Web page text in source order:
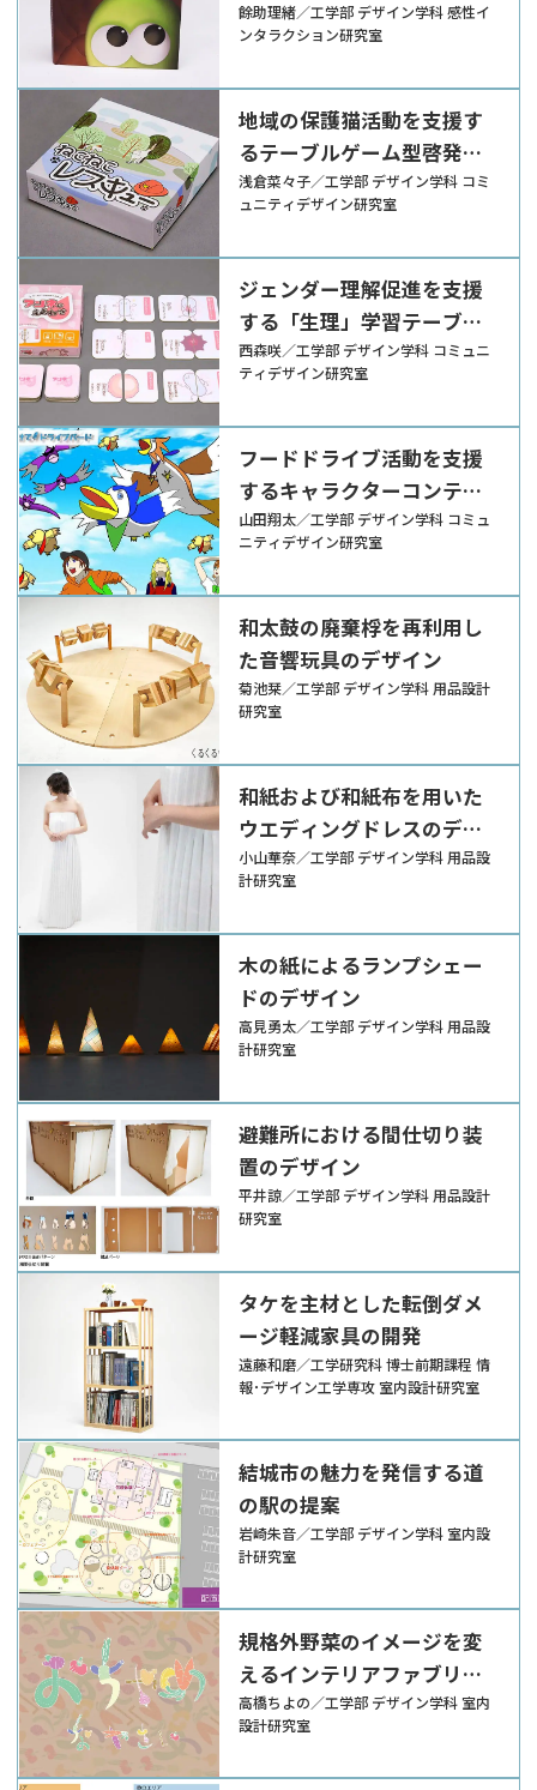
プレパレーションツール
餘助理緒／工学部 デザイン学科 感性イ
ンタラクション研究室
地域の保護猫活動を支援す
るテーブルゲーム型啓発ツ
ール『ねこねこレスキュ
ー』
浅倉菜々子／工学部 デザイン学科 コミ
ュニティデザイン研究室
ジェンダー理解促進を支援
する「生理」学習テーブル
ゲーム『知っておこう！女
の子の身体 アンネのえあ
わせ』
西森咲／工学部 デザイン学科 コミュニ
ティデザイン研究室
フードドライブ活動を支援
するキャラクターコンテン
ツ『とどけて！ドライブバ
ード』
山田翔太／工学部 デザイン学科 コミュ
ニティデザイン研究室
和太鼓の廃棄桴を再利用し
た音響玩具のデザイン
菊池栞／工学部 デザイン学科 用品設計
研究室
和紙および和紙布を用いた
ウエディングドレスのデザ
イン
小山華奈／工学部 デザイン学科 用品設
計研究室
木の紙によるランプシェー
ドのデザイン
高見勇太／工学部 デザイン学科 用品設
計研究室
避難所における間仕切り装
置のデザイン
平井諒／工学部 デザイン学科 用品設計
研究室
タケを主材とした転倒ダメ
ージ軽減家具の開発
遠藤和磨／工学研究科 博士前期課程 情
報･デザイン工学専攻 室内設計研究室
結城市の魅力を発信する道
の駅の提案
岩崎朱音／工学部 デザイン学科 室内設
計研究室
規格外野菜のイメージを変
えるインテリアファブリッ
ク
高橋ちよの／工学部 デザイン学科 室内
設計研究室